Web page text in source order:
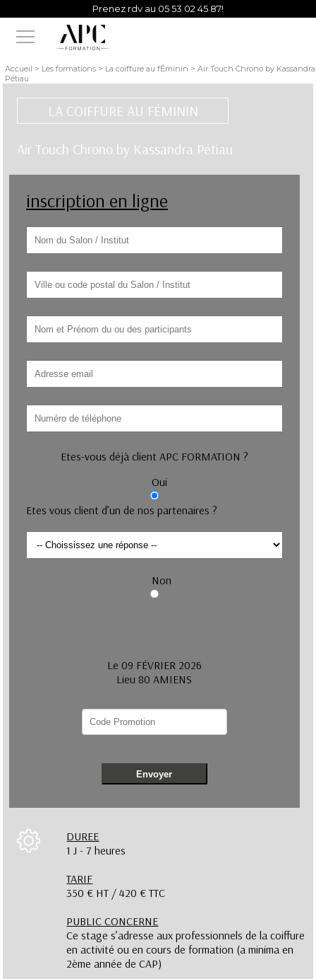
Prenez rdv au 05 53 02 45 87!
Vous avez besoin d'un conseil d'un de nos experts?
Accueil > Les formations > La coiffure au fÉminin > Air Touch Chrono by Kassandra
Pétiau
LA COIFFURE AU FÉMININ
Air Touch Chrono by Kassandra Pétiau
inscription en ligne
Etes-vous déjà client APC FORMATION ?
Oui
Etes vous client d’un de nos partenaires ?
Non
Le 09 FÉVRIER 2026
Lieu 80 AMIENS
Envoyer
DUREE
1 J - 7 heures
TARIF
350 € HT / 420 € TTC
PUBLIC CONCERNE
Ce stage s’adresse aux professionnels de la coiffure
en activité ou en cours de formation (a minima en
2ème année de CAP)